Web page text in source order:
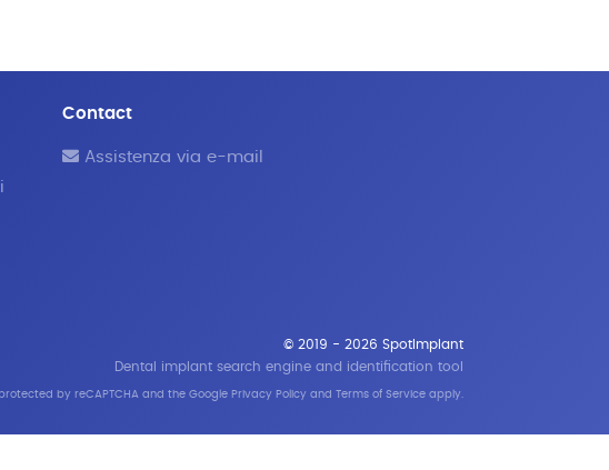
Contact
Assistenza via e-mail
© 2019 - 2026 SpotImplant
Dental implant search engine and identification tool
by reCAPTCHA and the Google Privacy Policy and Terms of Serviceapply.